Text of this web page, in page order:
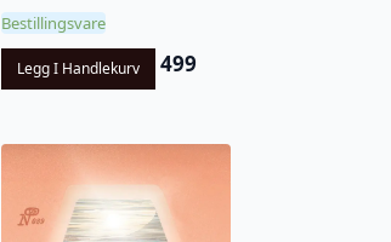
Bestillingsvare
Legg I Handlekurv 499